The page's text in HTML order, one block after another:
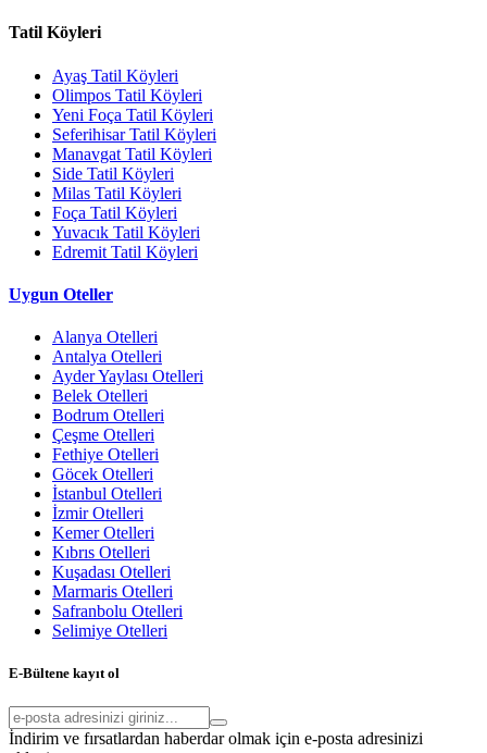
Tatil Köyleri
Ayaş Tatil Köyleri
Olimpos Tatil Köyleri
Yeni Foça Tatil Köyleri
Seferihisar Tatil Köyleri
Manavgat Tatil Köyleri
Side Tatil Köyleri
Milas Tatil Köyleri
Foça Tatil Köyleri
Yuvacık Tatil Köyleri
Edremit Tatil Köyleri
Uygun Oteller
Alanya Otelleri
Antalya Otelleri
Ayder Yaylası Otelleri
Belek Otelleri
Bodrum Otelleri
Çeşme Otelleri
Fethiye Otelleri
Göcek Otelleri
İstanbul Otelleri
İzmir Otelleri
Kemer Otelleri
Kıbrıs Otelleri
Kuşadası Otelleri
Marmaris Otelleri
Safranbolu Otelleri
Selimiye Otelleri
E-Bültene kayıt ol
İndirim ve fırsatlardan haberdar olmak için e-posta adresinizi